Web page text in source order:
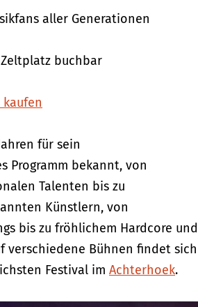
aller Generationen
Zeltplatz buchbar
kaufen
für sein
Programm bekannt, von
Talenten bis zu
Künstlern, von
bis zu fröhlichem Hardcore und
verschiedene Bühnen findet sich
Festival im Achterhoek.